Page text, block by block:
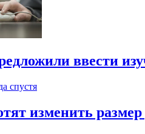
ввести
спустя
изменить